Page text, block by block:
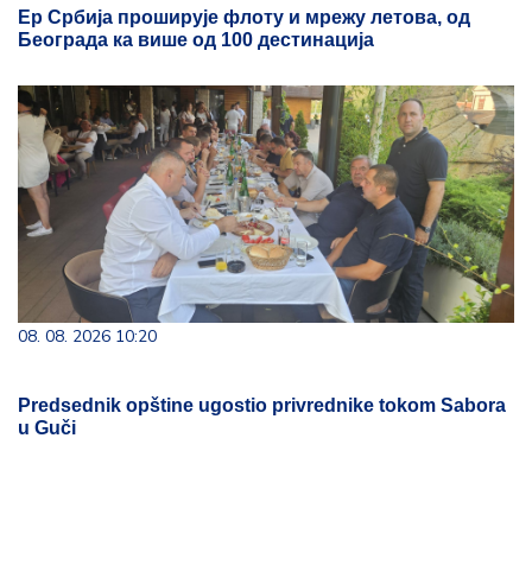
Ер Србија проширује флоту и мрежу летова, од
Београда ка више од 100 дестинација
08. 08. 2026 10:20
Predsednik opštine ugostio privrednike tokom Sabora
u Guči